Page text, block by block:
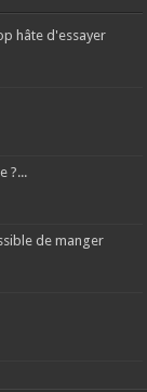
hâte d'essayer
?...
de manger